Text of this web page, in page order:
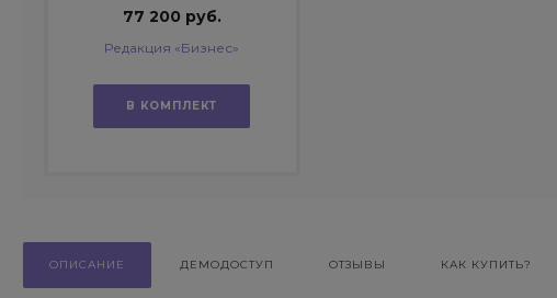
77 200 руб.
Редакция «Бизнес»
В КОМПЛЕКТ
ОПИСАНИЕ ДЕМОДОСТУП ОТЗЫВЫ КАК КУПИТЬ?